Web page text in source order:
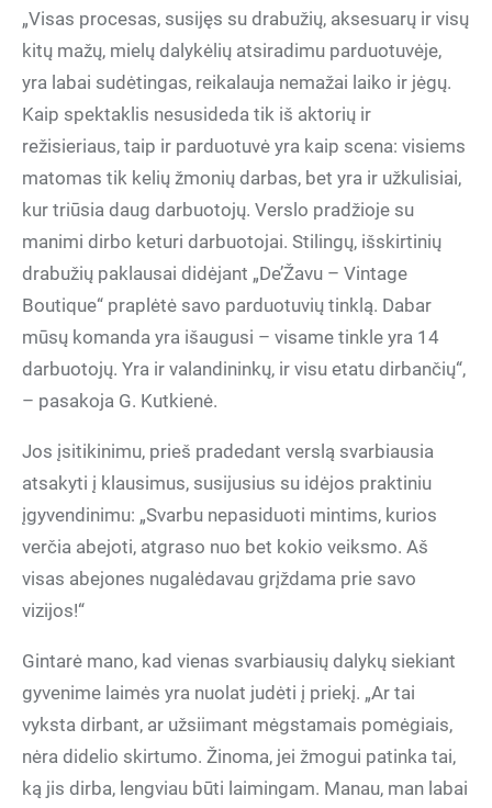
„Visas procesas, susijęs su drabužių, aksesuarų ir visų
kitų mažų, mielų dalykėlių atsiradimu parduotuvėje,
yra labai sudėtingas, reikalauja nemažai laiko ir jėgų.
Kaip spektaklis nesusideda tik iš aktorių ir
režisieriaus, taip ir parduotuvė yra kaip scena: visiems
matomas tik kelių žmonių darbas, bet yra ir užkulisiai,
kur triūsia daug darbuotojų. Verslo pradžioje su
manimi dirbo keturi darbuotojai. Stilingų, išskirtinių
drabužių paklausai didėjant „De’Žavu – Vintage
Boutique“ praplėtė savo parduotuvių tinklą. Dabar
mūsų komanda yra išaugusi – visame tinkle yra 14
darbuotojų. Yra ir valandininkų, ir visu etatu dirbančių“,
– pasakoja G. Kutkienė.
Jos įsitikinimu, prieš pradedant verslą svarbiausia
atsakyti į klausimus, susijusius su idėjos praktiniu
įgyvendinimu: „Svarbu nepasiduoti mintims, kurios
verčia abejoti, atgraso nuo bet kokio veiksmo. Aš
visas abejones nugalėdavau grįždama prie savo
vizijos!“
Gintarė mano, kad vienas svarbiausių dalykų siekiant
gyvenime laimės yra nuolat judėti į priekį. „Ar tai
vyksta dirbant, ar užsiimant mėgstamais pomėgiais,
nėra didelio skirtumo. Žinoma, jei žmogui patinka tai,
ką jis dirba, lengviau būti laimingam. Manau, man labai